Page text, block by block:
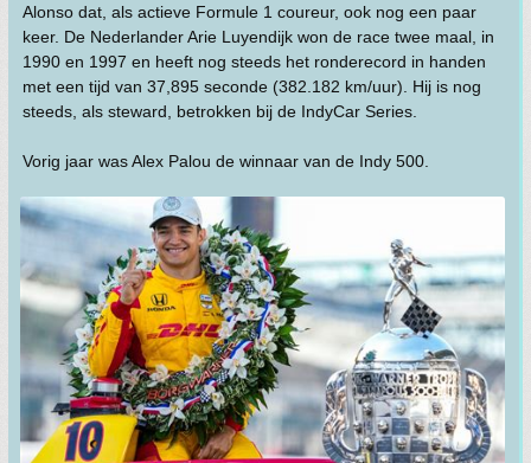
Alonso dat, als actieve Formule 1 coureur, ook nog een paar
keer. De Nederlander Arie Luyendijk won de race twee maal, in
1990 en 1997 en heeft nog steeds het ronderecord in handen
met een tijd van 37,895 seconde (382.182 km/uur). Hij is nog
steeds, als steward, betrokken bij de IndyCar Series.
Vorig jaar was Alex Palou de winnaar van de Indy 500.